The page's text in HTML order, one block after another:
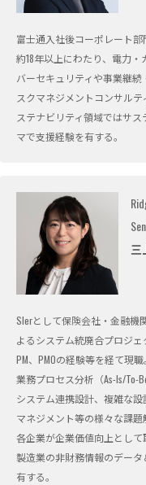
富士通入社後コーポレート
約18年以上にわたり、電力
バーセキュリティや事業継
スクマネジメントコンサル
ステナビリティ領域ではサ
マで支援経験を有する。
三
SIerとして保険会社・金融機
よるシステム統廃合プロジ
PM、PMOの経験等を経て現職。
業務プロセス分析（As-Is/To-
システム連携設計、複雑な
マネジメント等の様々な課題
各企業が企業価値向上として
製造業の非財務情報のデー
有する。